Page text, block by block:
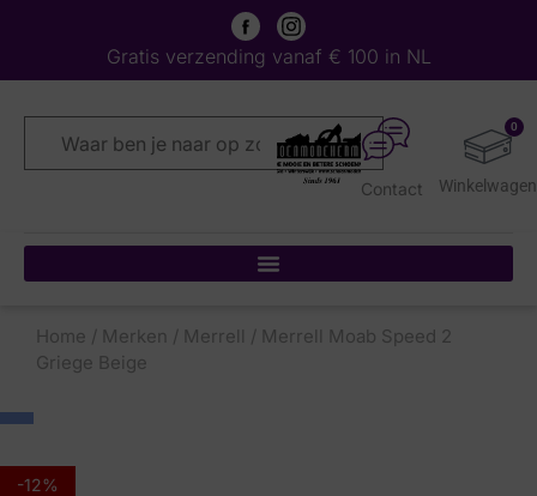
Gratis verzending vanaf € 100 in NL
0
Contact
Home / Merken / Merrell
/ Merrell Moab Speed 2
Griege Beige
-12%